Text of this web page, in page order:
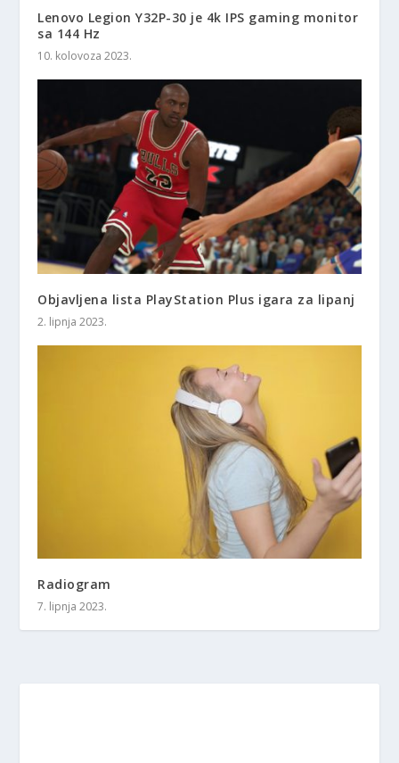
Lenovo Legion Y32P-30 je 4k IPS gaming monitor
sa 144 Hz
10. kolovoza 2023.
Objavljena lista PlayStation Plus igara za lipanj
2. lipnja 2023.
Radiogram
7. lipnja 2023.